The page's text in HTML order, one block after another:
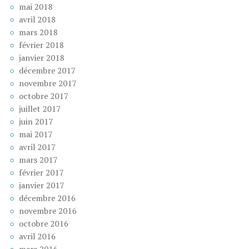
mai 2018
avril 2018
mars 2018
février 2018
janvier 2018
décembre 2017
novembre 2017
octobre 2017
juillet 2017
juin 2017
mai 2017
avril 2017
mars 2017
février 2017
janvier 2017
décembre 2016
novembre 2016
octobre 2016
avril 2016